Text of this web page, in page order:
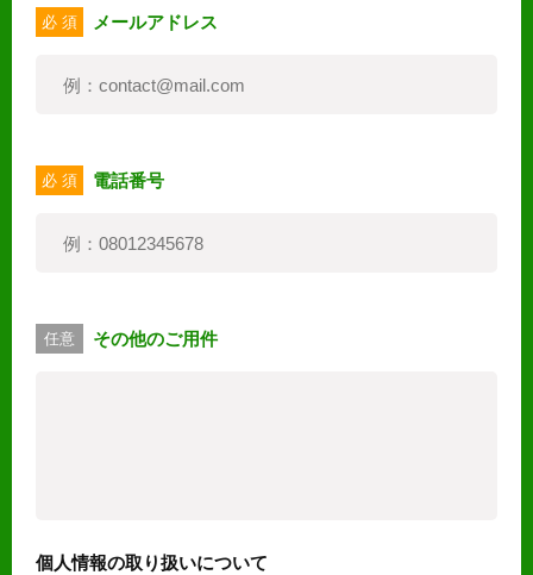
必 須 メールアドレス
必 須 電話番号
任意 その他のご用件
個人情報の取り扱いについて